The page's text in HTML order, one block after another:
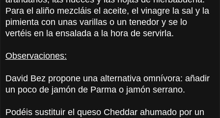
Para el aliño mezcláis el aceite, el vinagre la sal y la
pimienta con unas varillas o un tenedor y se lo
vertéis en la ensalada a la hora de servirla.
Observaciones:
David Bez propone una alternativa omnívora: añadir
un poco de jamón de Parma o jamón serrano.
Podéis sustituir el queso Cheddar ahumado por un